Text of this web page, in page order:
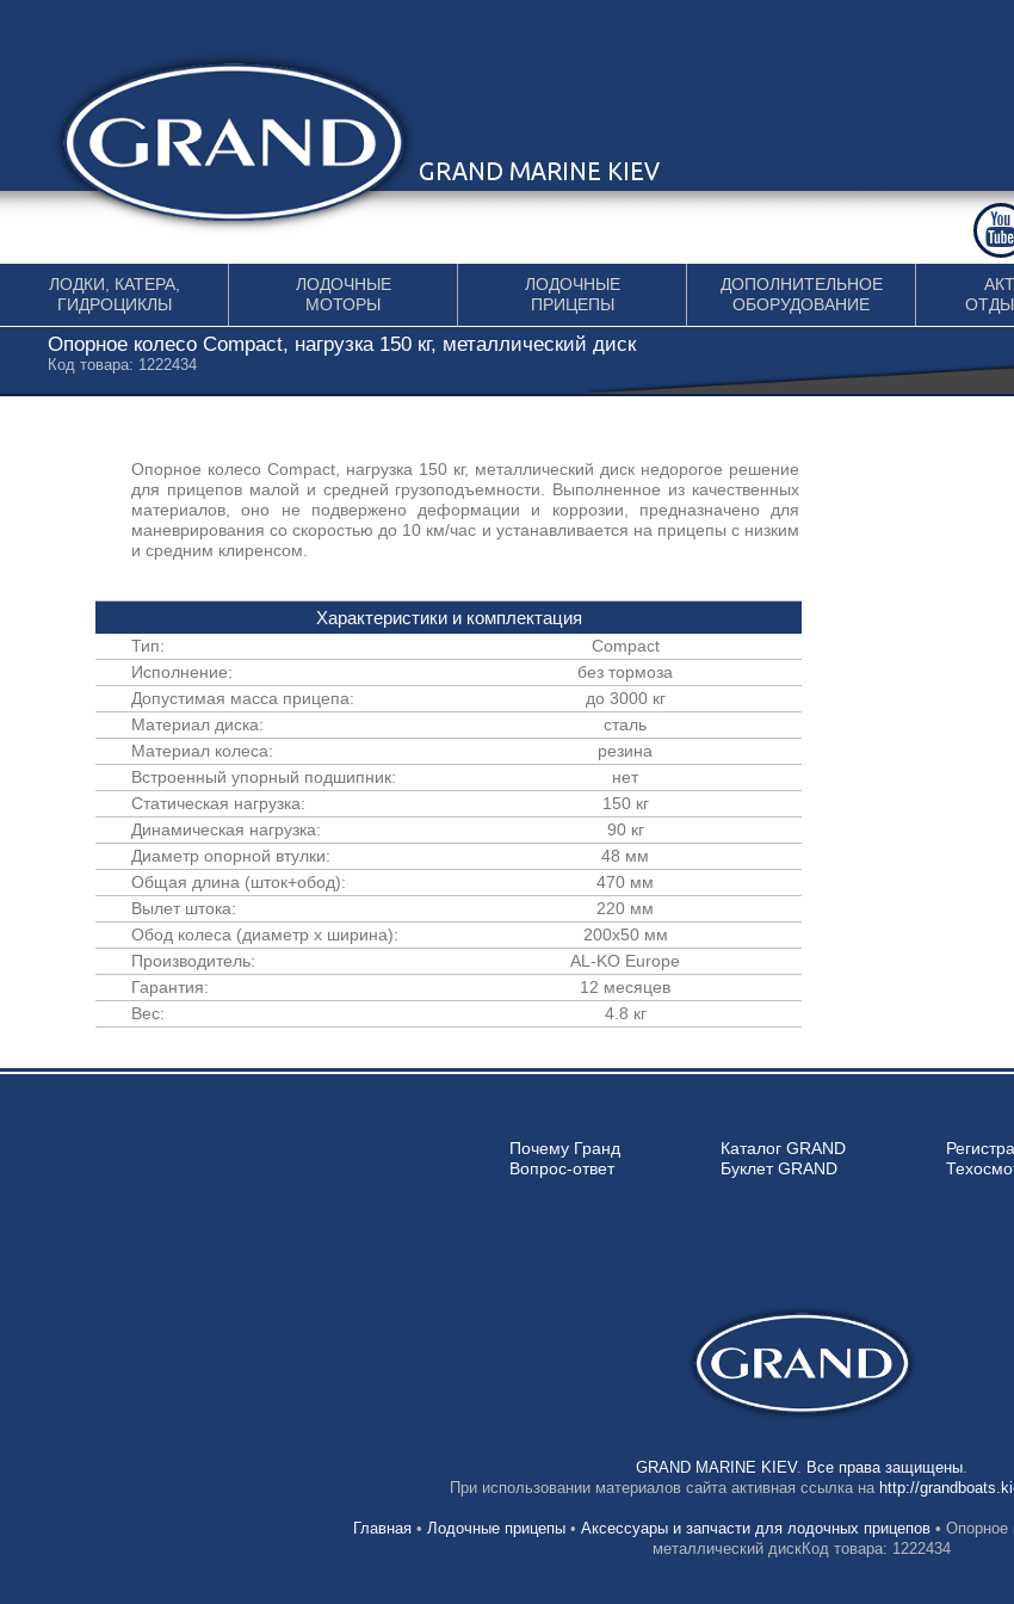
ЛОДКИ, КАТЕРА,
ГИДРОЦИКЛЫ
ЛОДОЧНЫЕ
МОТОРЫ
ЛОДОЧНЫЕ
ПРИЦЕПЫ
ДОПОЛНИТЕЛЬНОЕ
ОБОРУДОВАНИЕ
Опорное колесо Compact, нагрузка 150 кг, металлический диск
Код товара: 1222434
Опорное колесо Compact, нагрузка 150 кг, металлический диск недорогое решение
для прицепов малой и средней грузоподъемности. Выполненное из качественных
материалов, оно не подвержено деформации и коррозии, предназначено для
маневрирования со скоростью до 10 км/час и устанавливается на прицепы с низким
и средним клиренсом.
Характеристики и комплектация
Тип:
Compact
Исполнение:
без тормоза
Допустимая масса прицепа:
до 3000 кг
Материал диска:
сталь
Материал колеса:
резина
Встроенный упорный подшипник:
нет
Статическая нагрузка:
150 кг
Динамическая нагрузка:
90 кг
Диаметр опорной втулки:
48 мм
Общая длина (шток+обод):
470 мм
Вылет штока:
220 мм
Обод колеса (диаметр х ширина):
200х50 мм
Производитель:
AL-KO Europe
Гарантия:
12 месяцев
Вес:
4.8 кг
Почему Гранд
Вопрос-ответ
Каталог GRAND
Буклет GRAND
GRAND MARINE KIEV. Все права защищены.
При использовании материалов сайта активная ссылка на http://
Главная• Лодочные прицепы• Аксессуары и запчасти для лодочных прицепов• Опорное
металлический дискКод товара: 1222434